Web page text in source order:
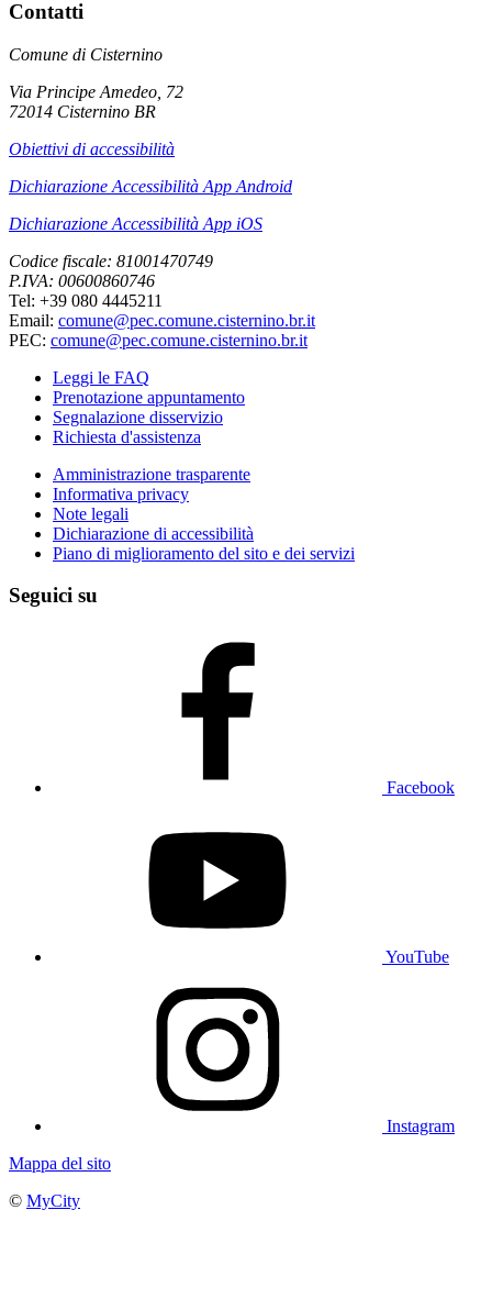
Contatti
Comune di Cisternino
Via Principe Amedeo, 72
72014 Cisternino BR
Obiettivi di accessibilità
Dichiarazione Accessibilità App Android
Dichiarazione Accessibilità App iOS
Codice fiscale: 81001470749
P.IVA: 00600860746
Tel: +39 080 4445211
Email: comune@pec.comune.cisternino.br.it
PEC: comune@pec.comune.cisternino.br.it
Leggi le FAQ
Prenotazione appuntamento
Segnalazione disservizio
Richiesta d'assistenza
Amministrazione trasparente
Informativa privacy
Note legali
Dichiarazione di accessibilità
Piano di miglioramento del sito e dei servizi
Seguici su
Facebook
YouTube
Instagram
Mappa del sito
© MyCity